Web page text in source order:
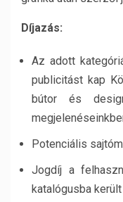
Díjazás:
Az adott
publicitást kap
bútor és
Potenciális
Jogdíj a
katalógusba